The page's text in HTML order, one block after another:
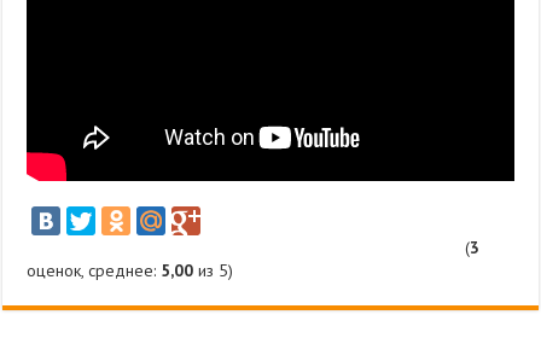
(3
оценок, среднее: 5,00 из 5)